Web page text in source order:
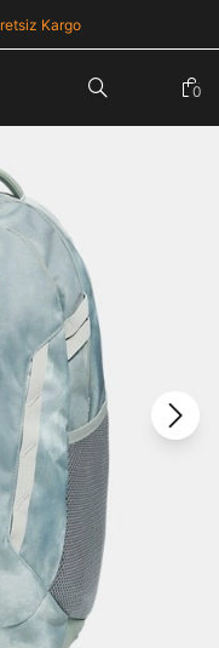
Kargo
Kayıt Ol
Et
0
var mı? Giriş yap